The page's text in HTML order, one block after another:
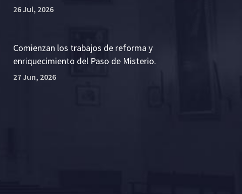
26 Jul, 2026
Comienzan los trabajos de reforma y
enriquecimiento del Paso de Misterio.
27 Jun, 2026